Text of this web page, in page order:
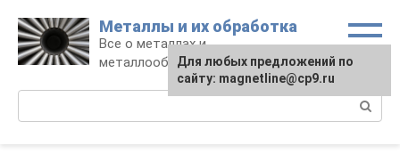
контенту
Металлы и их обработка
Все о металлах и
металлообработкеДля любых предложений по
сайту: magnetline@cp9.ru